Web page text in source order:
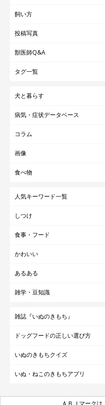
飼い方
投稿写真
獣医師Q&A
タグ一覧
犬と暮らす
病気・症状データベース
コラム
画像
食べ物
人気キーワード一覧
しつけ
食事・フード
かわいい
あるある
雑学・豆知識
雑誌『いぬのきもち』
ドッグフードの正しい選び方
いぬのきもちクイズ
いぬ・ねこのきもちアプリ
ＡＢＪマーク